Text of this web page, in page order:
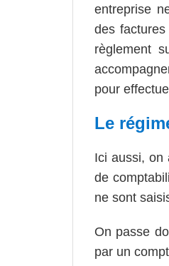
entreprise
des
règlement
pour
Le
Ici aussi, on
de
ne sont
On passe
par un